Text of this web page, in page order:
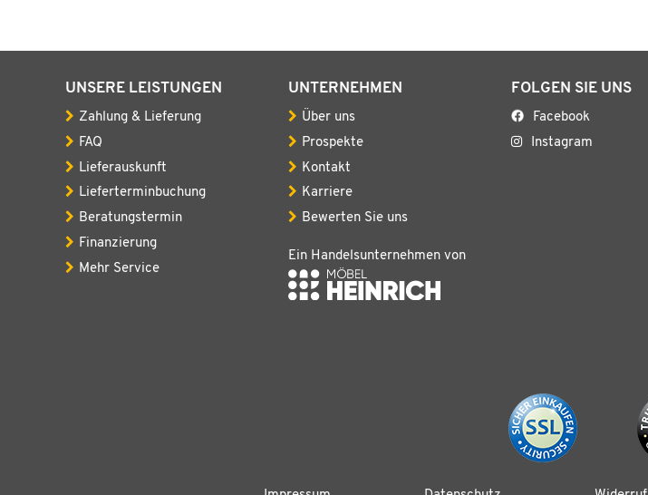
UNSERE LEISTUNGEN
Zahlung & Lieferung
FAQ
Lieferauskunft
Lieferterminbuchung
Beratungstermin
Finanzierung
Mehr Service
UNTERNEHMEN
Über uns
Prospekte
Kontakt
Karriere
Bewerten Sie uns
Ein Handelsunternehmen von
FOLGEN SIE UNS
Facebook
Instagram